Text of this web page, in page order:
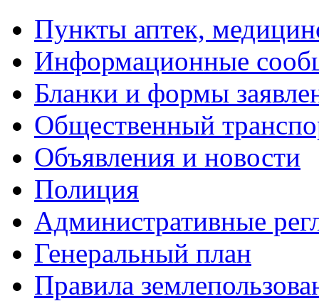
Пункты аптек,
Информационные
Бланки и формы
Общественный
Объявления и новости
Полиция
Административные
Генеральный план
Правила